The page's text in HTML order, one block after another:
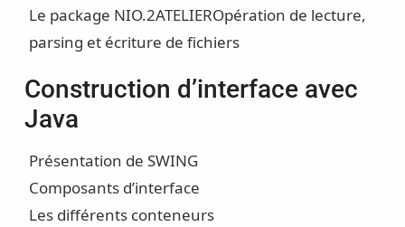
Le package NIO.2ATELIEROpération de lecture,
parsing et écriture de fichiers
Construction d’interface avec
Java
Présentation de SWING
Composants d’interface
Les différents conteneurs